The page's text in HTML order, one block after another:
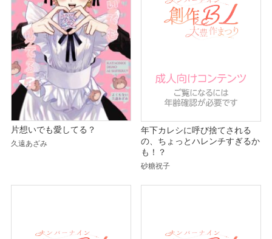
片想いでも愛してる？
久遠あざみ
年下カレシに呼び捨てされる
の、ちょっとハレンチすぎるか
も！？
砂糖祝子